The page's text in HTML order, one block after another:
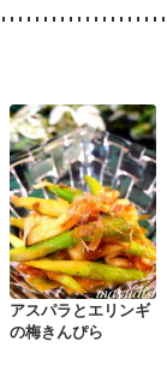
アスパラとエリンギ
の梅きんぴら